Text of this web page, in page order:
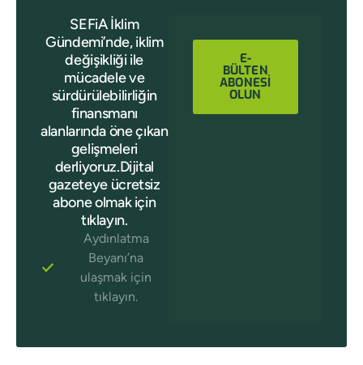
SEFiA İklim
Gündemi’nde, iklim
değişikliği ile
mücadele ve
sürdürülebilirliğin
finansmanı
alanlarında öne çıkan
gelişmeleri
derliyoruz.Dijital
gazeteye ücretsiz
abone olmak için
tıklayın.
Aydınlatma
Beyanı’na
ulaşmak için
tıklayın.
E-
BÜLTEN
ABONESİ
OLUN